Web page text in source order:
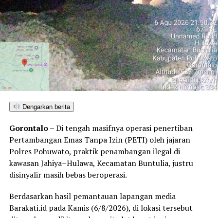
Dengarkan berita
Gorontalo– Di tengah masifnya operasi penertiban
Pertambangan Emas Tanpa Izin (PETI) oleh jajaran
Polres Pohuwato, praktik penambangan ilegal di
kawasan Jahiya–Hulawa, Kecamatan Buntulia, justru
disinyalir masih bebas beroperasi.
Berdasarkan hasil pemantauan lapangan media
Barakati.id pada Kamis (6/8/2026), di lokasi tersebut